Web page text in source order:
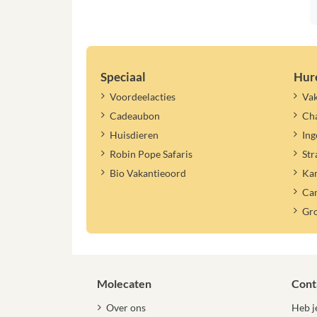
Speciaal
Voordeelacties
Cadeaubon
Huisdieren
Robin Pope Safaris
Bio Vakantieoord
Molecaten
Over ons
Heb